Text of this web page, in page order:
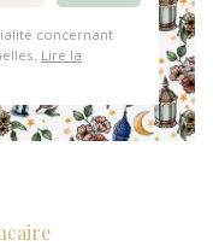
concernant
Lire la